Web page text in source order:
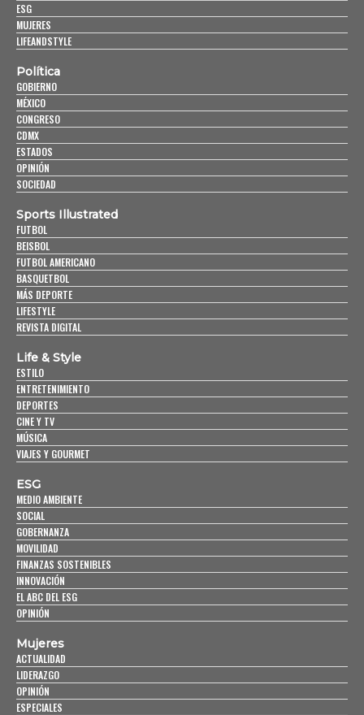
ESG
MUJERES
LIFEANDSTYLE
Política
GOBIERNO
MÉXICO
CONGRESO
CDMX
ESTADOS
OPINIÓN
SOCIEDAD
Sports Illustrated
FUTBOL
BEISBOL
FUTBOL AMERICANO
BASQUETBOL
MÁS DEPORTE
LIFESTYLE
REVISTA DIGITAL
Life & Style
ESTILO
ENTRETENIMIENTO
DEPORTES
CINE Y TV
MÚSICA
VIAJES Y GOURMET
ESG
MEDIO AMBIENTE
SOCIAL
GOBERNANZA
MOVILIDAD
FINANZAS SOSTENIBLES
INNOVACIÓN
EL ABC DEL ESG
OPINIÓN
Mujeres
ACTUALIDAD
LIDERAZGO
OPINIÓN
ESPECIALES